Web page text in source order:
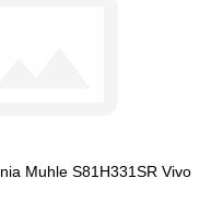
Muhle S81H331SR Vivo